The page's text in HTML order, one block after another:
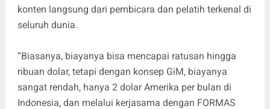
konten langsung dari pembicara dan pelatih terkenal di
seluruh dunia.
“Biasanya, biayanya bisa mencapai ratusan hingga
ribuan dolar, tetapi dengan konsep GiM, biayanya
sangat rendah, hanya 2 dolar Amerika per bulan di
Indonesia, dan melalui kerjasama dengan FORMAS